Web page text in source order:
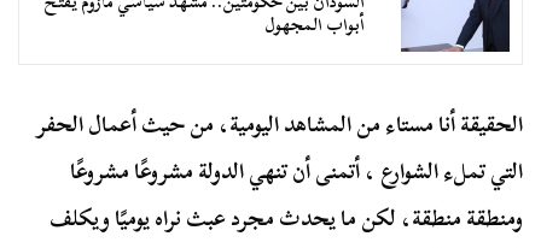
أبواب المجهول
الحقيقة أنا مستاء من المشاهد اليومية، من حيث أعمال الحفر
التي تملء الشوارع ، أتمنى أن تنهي الدولة مشروعًا مشروعًا
ومنطقة منطقة، لكن ما يحدث مجرد عبث نراه يوميًا ويكلف